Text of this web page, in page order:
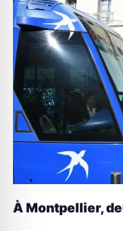
À Montpellier,